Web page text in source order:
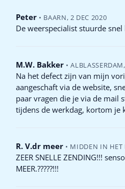
Peter • BAARN, 2 DEC 2020
De weerspecialist stuurde
M.W. Bakker • ALBLASSERDAM,
Na het defect zijn van mijn
aangeschaft via de website,
paar vragen die je via de mail
tijdens de werkdag, kortom je
R. V.dr meer • MIDDEN IN HET
ZEER SNELLE ZENDING!!!
MEER.?????!!!